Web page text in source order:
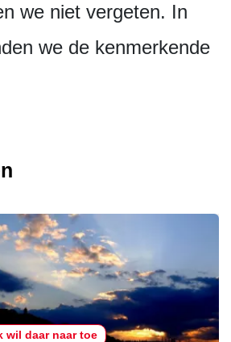
we niet vergeten. In
we de kenmerkende
wil daar naar toe